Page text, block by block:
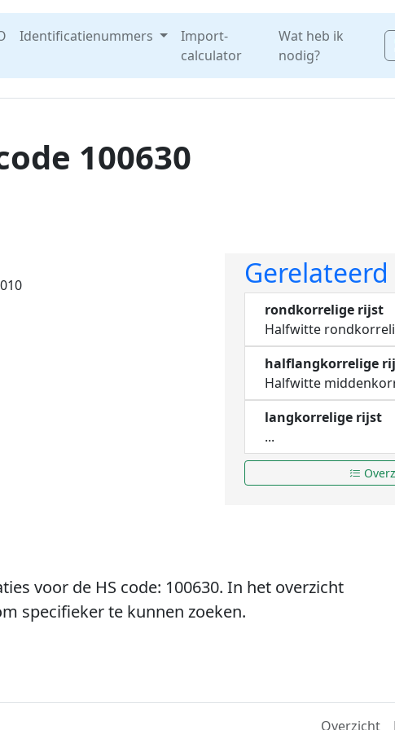
Identificatienummers
Import-
calculator
Wat heb ik
nodig?
100630
Gerelateerd
rondkorrelige rijst
Halfwitte
halflangkorrelige
Halfwitte
langkorrelige rijst
...
voor de HS code: 100630. In het overzicht
specifieker te kunnen zoeken.
Overzicht